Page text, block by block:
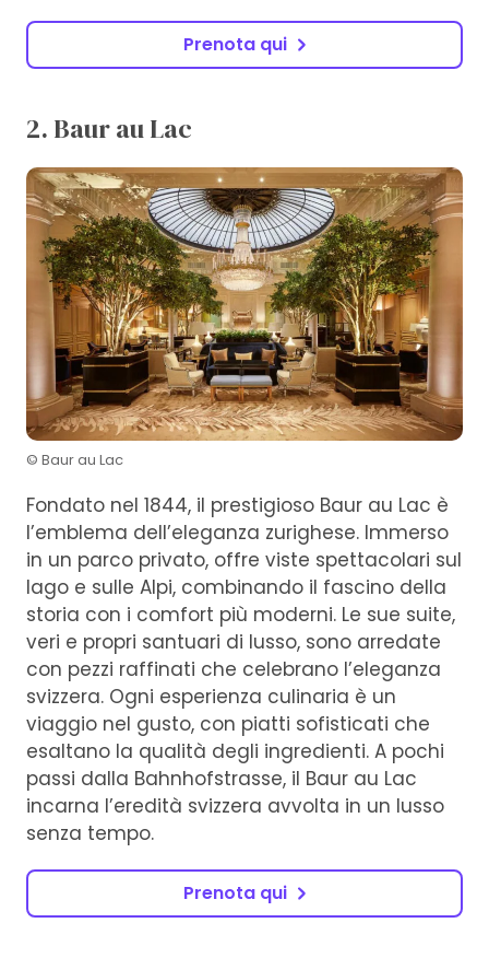
Prenota qui
2. Baur au Lac
© Baur au Lac
Fondato nel 1844, il prestigioso Baur au Lac è
l’emblema dell’eleganza zurighese. Immerso
in un parco privato, offre viste spettacolari sul
lago e sulle Alpi, combinando il fascino della
storia con i comfort più moderni. Le sue suite,
veri e propri santuari di lusso, sono arredate
con pezzi raffinati che celebrano l’eleganza
svizzera. Ogni esperienza culinaria è un
viaggio nel gusto, con piatti sofisticati che
esaltano la qualità degli ingredienti. A pochi
passi dalla Bahnhofstrasse, il Baur au Lac
incarna l’eredità svizzera avvolta in un lusso
senza tempo.
Prenota qui